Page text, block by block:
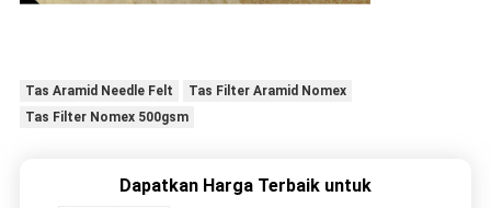
Tas Aramid Needle Felt
Tas Filter Aramid Nomex
Tas Filter Nomex 500gsm
Dapatkan Harga Terbaik untuk